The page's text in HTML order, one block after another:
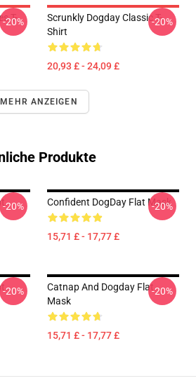
T-
-20%
Scrunkly Dogday Classic T-
Shirt
20,93 £ - 24,09 £
-20%
MEHR ANZEIGEN
Produkte
-20% Confident DogDay Flat Mask
15,71 £ - 17,77 £
-20%
-20%
Catnap And Dogday Flat
Mask
15,71 £ - 17,77 £
-20%